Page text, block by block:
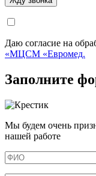
Даю согласие на
«МЦСМ «Евромед.
Заполните
Мы будем очень
нашей работе